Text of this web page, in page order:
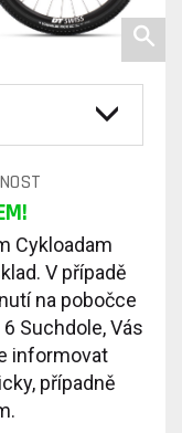
Cykloadam
V případě
na pobočce
Suchdole, Vás
informovat
případně